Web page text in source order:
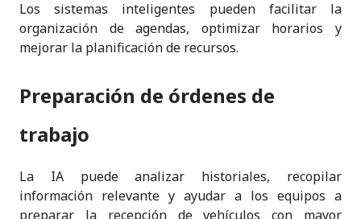
Los sistemas inteligentes pueden facilitar la
organización de agendas, optimizar horarios y
mejorar la planificación de recursos.
Preparación de órdenes de
trabajo
La IA puede analizar historiales, recopilar
información relevante y ayudar a los equipos a
preparar la recepción de vehículos con mayor